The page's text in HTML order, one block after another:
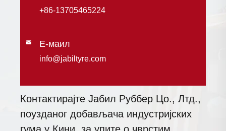
+86-13705465224
 Е-маил
info@jabiltyre.com
Контактирајте Јабил Руббер Цо., Лтд.,
поузданог добављача индустријских